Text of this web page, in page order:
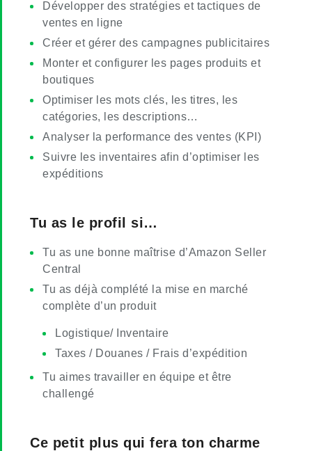
Développer des stratégies et tactiques de
ventes en ligne
Créer et gérer des campagnes publicitaires
Monter et configurer les pages produits et
boutiques
Optimiser les mots clés, les titres, les
catégories, les descriptions…
Analyser la performance des ventes (KPI)
Suivre les inventaires afin d’optimiser les
expéditions
Tu as le profil si…
Tu as une bonne maîtrise d’Amazon Seller
Central
Tu as déjà complété la mise en marché
complète d’un produit
Logistique/ Inventaire
Taxes / Douanes / Frais d’expédition
Tu aimes travailler en équipe et être
challengé
Ce petit plus qui fera ton charme